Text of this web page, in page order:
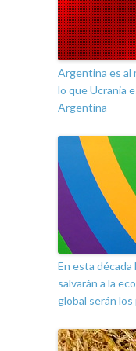
Argentina es al
lo que Ucrania
Argentina
En esta década
salvarán a la
global serán